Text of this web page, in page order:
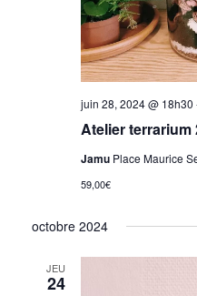
Atelier terrarium
juin 28, 2024 @ 18h30
Jamu Place Maurice
59,00€
octobre 2024
JEU
24